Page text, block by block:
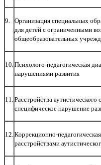
9. Организация специальных
для детей с ограниченными
общеобразовательных
10.Психолого-педагогическая
нарушениями развития
11.Расстройства аутистического
специфическое нарушение
12.Коррекционно-
расстройствами